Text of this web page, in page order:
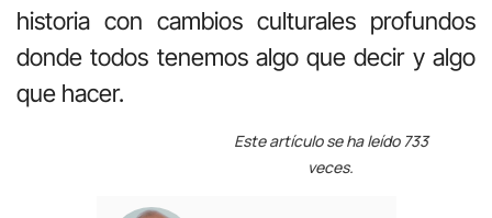
historia con cambios culturales profundos
donde todos tenemos algo que decir y algo
que hacer.
Este artículo se ha leído 733
veces.